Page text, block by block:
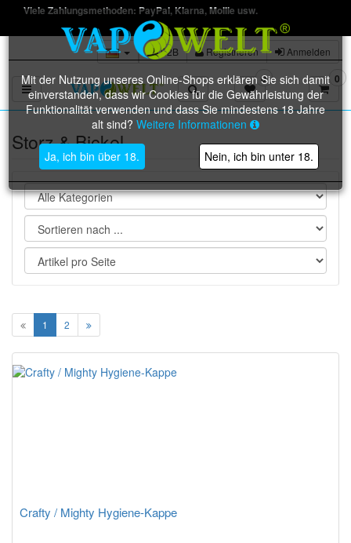
B2B Registrieren Anmelden
Toggle navigation
0 0
Mit der Nutzung unseres Online-Shops erklären Sie sich damit
einverstanden, dass wir Cookies für die Gewährleistung der
Funktionalität verwenden und dass Sie mindestens 18 Jahre
alt sind? Weitere Informationen
Ja, ich bin über 18. Nein, ich bin unter 18.
Storz & Bickel
1 2
Crafty / Mighty Hygiene-Kappe